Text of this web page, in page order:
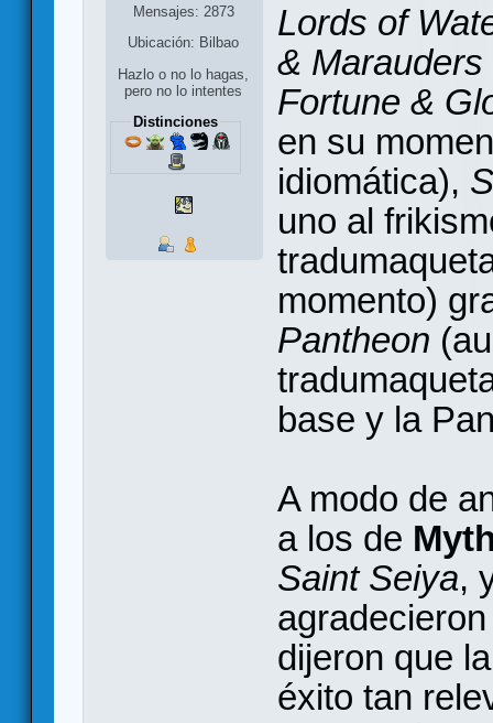
Mensajes: 2873
Ubicación: Bilbao
Hazlo o no lo hagas,
pero no lo intentes
Distinciones
Lords of
& Marauders
Fortune &
en su
idiomática),
uno al
momento)
Pantheon
base y la
A modo de
a los de
Saint Seiya,
dijeron que
éxito tan